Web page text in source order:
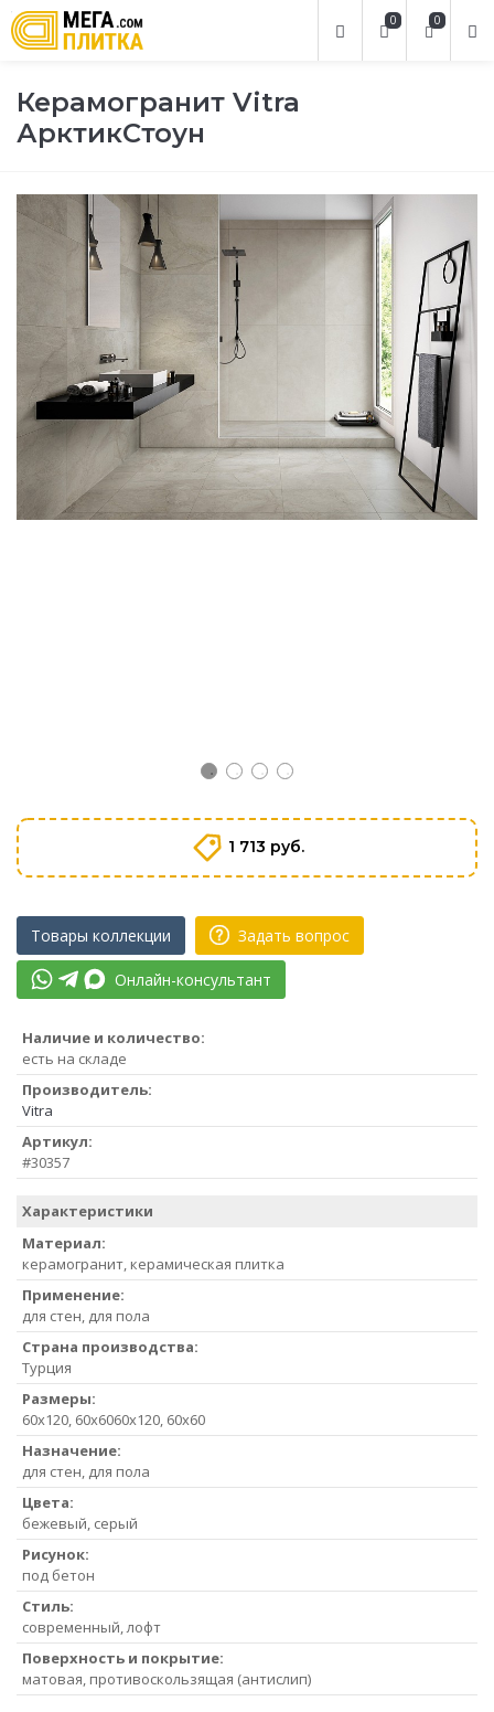
0
0
Керамогранит Vitra
АрктикСтоун
1 713 руб.
Товары коллекции Задать вопрос
Онлайн-консультант
Наличие и количество:
есть на складе
Производитель:
Vitra
Артикул:
#30357
Характеристики
Материал:
керамогранит, керамическая плитка
Применение:
для стен, для пола
Страна производства:
Турция
Размеры:
60x120, 60x6060x120, 60x60
Назначение:
для стен, для пола
Цвета:
бежевый, серый
Рисунок:
под бетон
Стиль:
современный, лофт
Поверхность и покрытие:
матовая, противоскользящая (антислип)